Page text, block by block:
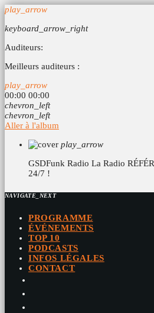
play_arrow
keyboard_arrow_right
Auditeurs:
Meilleurs auditeurs :
play_arrow
00:00 00:00
chevron_left
chevron_left
Aller à l'album
play_arrow
GSDFunk Radio La Radio
24/7 !
NAVIGATE_NEXT
PROGRAMME
ÉVÉNEMENTS
TOP 10
PODCASTS
INFOS LÉGALES
CONTACT